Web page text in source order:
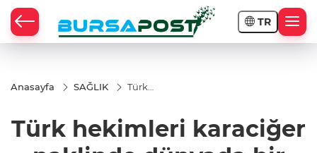
TR
Anasayfa SAĞLIK
Türk
naklinde
dünyada
Türk hekimleri karaciğer